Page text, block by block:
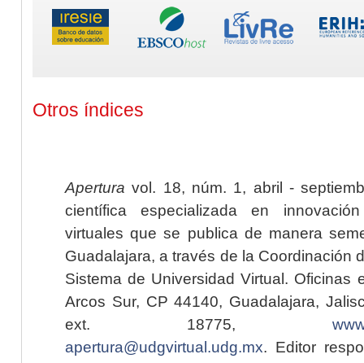
Otros índices
Apertura vol. 18, núm. 1, abril -
científica especializada en
virtuales que se publica de manera
Guadalajara, a través de la Coordinación
Sistema de Universidad Virtual. Oficinas
Arcos Sur, CP 44140, Guadalajara,
ext. 18775,
apertura@udgvirtual.udg.mx. Editor